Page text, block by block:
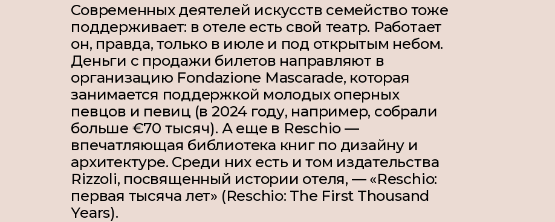
Современных деятелей искусств семейство тоже
поддерживает: в отеле есть свой театр. Работает
он, правда, только в июле и под открытым небом.
Деньги с продажи билетов направляют в
организацию Fondazione Mascarade, которая
занимается поддержкой молодых оперных
певцов и певиц (в 2024 году, например, собрали
больше €70 тысяч). А еще в Reschio —
впечатляющая библиотека книг по дизайну и
архитектуре. Среди них есть и том издательства
Rizzoli, посвященный истории отеля, — «Reschio:
первая тысяча лет» (Reschio: The First Thousand
Years).